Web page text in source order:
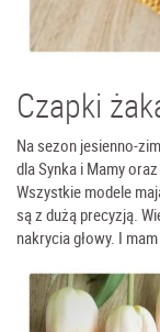
Czapki
Na sezon jesienno-
dla Synka i Mamy
Wszystkie modele
są z dużą precyzją.
nakrycia głowy. I